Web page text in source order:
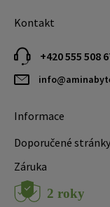
Kontakt
+420 555 508
Informace
Doporučené stránky
Záruka